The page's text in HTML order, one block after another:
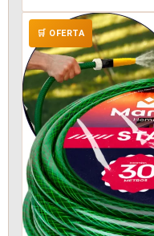
🛒 OFERTA